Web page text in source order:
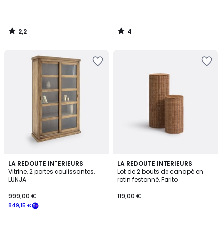
2,2
/
4
/
LA REDOUTE INTERIEURS
Vitrine, 2 portes coulissantes,
LUNJA
849,15 €
999,00 €
4,4
/ 5
2
Couleurs
LA REDOUTE INTERIEURS
Lot de 2 bouts de canapé en
rotin festonné, Farito
119,00 €